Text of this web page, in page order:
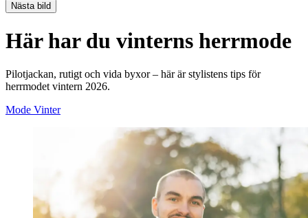
Nästa bild
Här har du vinterns herrmode
Pilotjackan, rutigt och vida byxor – här är stylistens tips för
herrmodet vintern 2026.
Mode Vinter